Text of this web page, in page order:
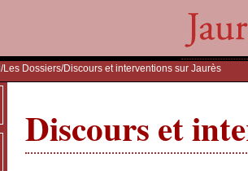
/Les Dossiers/Discours et interventions sur Jaurès
Discours et